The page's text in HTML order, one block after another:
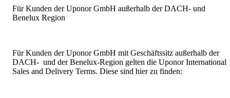
Für Kunden der Uponor GmbH außerhalb der DACH- und
Benelux Region
Für Kunden der Uponor GmbH mit Geschäftssitz außerhalb der
DACH- und der Benelux-Region gelten die Uponor International
Sales and Delivery Terms. Diese sind hier zu finden: